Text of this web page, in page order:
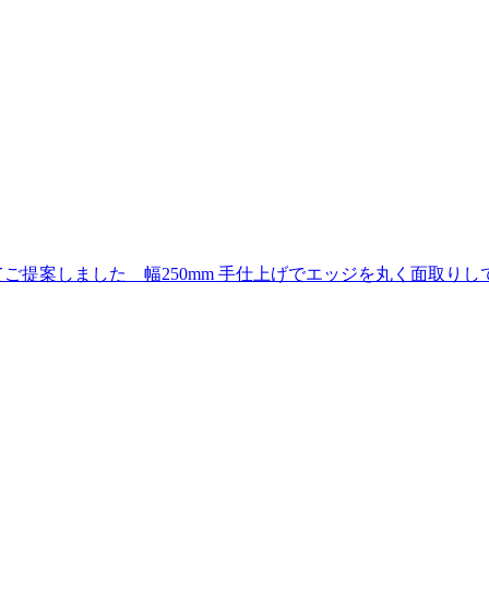
提案しました 幅250mm 手仕上げでエッジを丸く面取り